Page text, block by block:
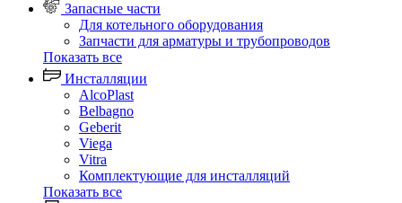
Запасные части
Для котельного оборудования
Запчасти для арматуры и трубопроводов
Показать все
Инсталляции
AlcoPlast
Belbagno
Geberit
Viega
Vitra
Комплектующие для инсталляций
Показать все